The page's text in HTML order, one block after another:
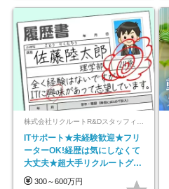
ITサポート★未経験歓迎★フリ
ーターOK!経歴は気にしなくて
大丈夫★超大手リクルートグル
ープの正社員/sg
300～600万円